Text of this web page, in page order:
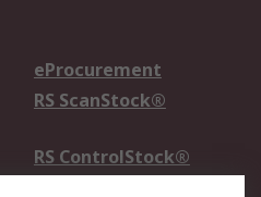
eProcurement
RS ScanStock®
RS ControlStock®